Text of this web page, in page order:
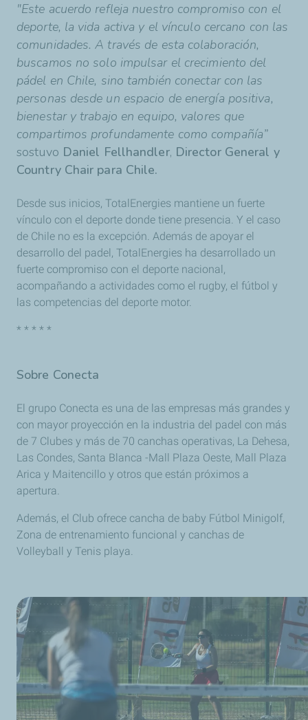
"Este acuerdo refleja nuestro compromiso con el
deporte, la vida activa y el vínculo cercano con las
comunidades. A través de esta colaboración,
buscamos no solo impulsar el crecimiento del
pádel en Chile, sino también conectar con las
personas desde un espacio de energía positiva,
bienestar y trabajo en equipo, valores que
compartimos profundamente como compañía”
sostuvo Daniel Fellhandler, Director General y
Country Chair para Chile.
Desde sus inicios, TotalEnergies mantiene un fuerte
vínculo con el deporte donde tiene presencia. Y el caso
de Chile no es la excepción. Además de apoyar el
desarrollo del padel, TotalEnergies ha desarrollado un
fuerte compromiso con el deporte nacional,
acompañando a actividades como el rugby, el fútbol y
las competencias del deporte motor.
* * * * *
Sobre Conecta
El grupo Conecta es una de las empresas más grandes y
con mayor proyección en la industria del padel con más
de 7 Clubes y más de 70 canchas operativas, La Dehesa,
Las Condes, Santa Blanca -Mall Plaza Oeste, Mall Plaza
Arica y Maitencillo y otros que están próximos a
apertura.
Además, el Club ofrece cancha de baby Fútbol Minigolf,
Zona de entrenamiento funcional y canchas de
Volleyball y Tenis playa.